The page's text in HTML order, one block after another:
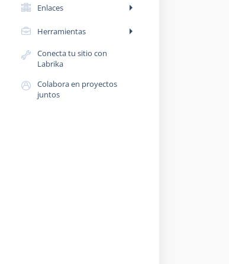
Enlaces arrow_right
Herramientas arrow_right
Conecta tu sitio con
Labrika
Colabora en proyectos
juntos